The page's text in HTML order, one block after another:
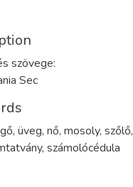
szövege:
Sec
, üveg, nő, mosoly, szőlő,
, számolócédula